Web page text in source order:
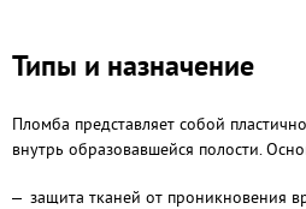
Типы и назначение
Пломба представляет собой
внутрь образовавшейся полости.
защита тканей от проникновения